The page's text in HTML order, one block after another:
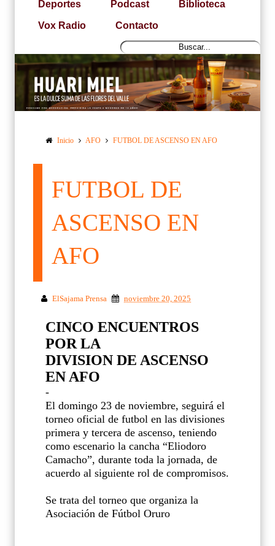
Deportes Podcast Biblioteca
Vox Radio Contacto
Inicio AFO FUTBOL DE ASCENSO EN AFO
FUTBOL DE
ASCENSO EN
AFO
ElSajama Prensa noviembre 20, 2025
CINCO ENCUENTROS
POR LA
DIVISION DE ASCENSO
EN AFO
-
El domingo 23 de noviembre, seguirá el
torneo oficial de futbol en las divisiones
primera y tercera de ascenso, teniendo
como escenario la cancha “Eliodoro
Camacho”, durante toda la jornada, de
acuerdo al siguiente rol de compromisos.
Se trata del torneo que organiza la
Asociación de Fútbol Oruro